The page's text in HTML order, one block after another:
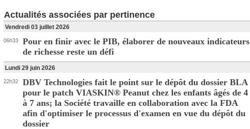
Actualités associées par pertinence
Vendredi 03 juillet 2026
06h33
Pour en finir avec le PIB, élaborer de nouveaux indicateurs
de richesse reste un défi
Lundi 29 juin 2026
22h32
DBV Technologies fait le point sur le dépôt du dossier BLA
pour le patch VIASKIN® Peanut chez les enfants âgés de 4
à 7 ans; la Société travaille en collaboration avec la FDA
afin d'optimiser le processus d'examen en vue du dépôt du
dossier